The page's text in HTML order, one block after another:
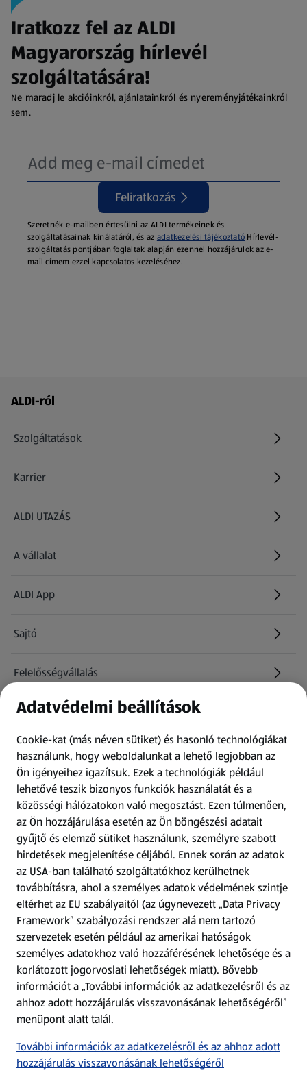
Iratkozz fel az ALDI
Magyarország hírlevél
szolgáltatására!
Ne maradj le akcióinkról, ajánlatainkról és nyereményjátékainkról
sem.
Feliratkozás
Szeretnék e-mailben értesülni az ALDI termékeinek és
szolgáltatásainak kínálatáról, és az adatkezelési tájékoztató Hírlevél-
szolgáltatás pontjában foglaltak alapján ezennel hozzájárulok az e-
mail címem ezzel kapcsolatos kezeléséhez.
Láblécmenü - további linkek
ALDI-ról
Szolgáltatások
Karrier
(új oldalon nyílik meg)
ALDI UTAZÁS
(új oldalon nyílik meg)
A vállalat
ALDI App
Sajtó
Felelősségvállalás
Információk
Kérdőív
Fizetési lehetőségek
ALDI utalványok
Árcsökkentés
Adattörlő alkalmazás
Szervizpont
(új oldalon nyílik meg)
Fedezz fel minket az interneten!
Töltsd le az ALDI Magyarország applikációt!
Adatvédelmi beállítások
Cookie-kat (más néven sütiket) és hasonló technológiákat
használunk, hogy weboldalunkat a lehető legjobban az
Ön igényeihez igazítsuk. Ezek a technológiák például
lehetővé teszik bizonyos funkciók használatát és a
közösségi hálózatokon való megosztást. Ezen túlmenően,
az Ön hozzájárulása esetén az Ön böngészési adatait
gyűjtő és elemző sütiket használunk, személyre szabott
hirdetések megjelenítése céljából. Ennek során az adatok
az USA-ban található szolgáltatókhoz kerülhetnek
továbbításra, ahol a személyes adatok védelmének szintje
eltérhet az EU szabályaitól (az úgynevezett „Data Privacy
Framework” szabályozási rendszer alá nem tartozó
szervezetek esetén például az amerikai hatóságok
személyes adatokhoz való hozzáférésének lehetősége és a
korlátozott jogorvoslati lehetőségek miatt). Bővebb
információt a „További információk az adatkezelésről és az
ahhoz adott hozzájárulás visszavonásának lehetőségéről”
menüpont alatt talál.
További információk az adatkezelésről és az ahhoz adott
hozzájárulás visszavonásának lehetőségéről